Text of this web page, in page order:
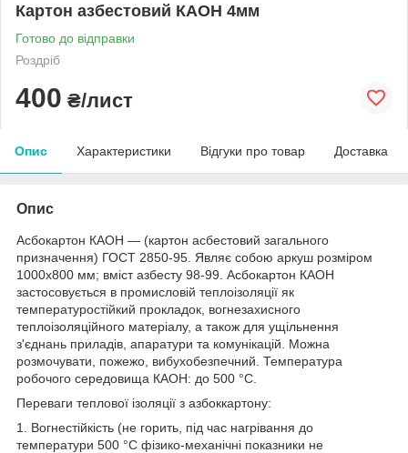
Картон азбестовий КАОН 4мм
Готово до відправки
Роздріб
400 ₴/лист
Опис Характеристики Відгуки про товар Доставка
Опис
Асбокартон КАОН — (картон асбестовий загального
призначення) ГОСТ 2850-95. Являє собою аркуш розміром
1000х800 мм; вміст азбесту 98-99. Асбокартон КАОН
застосовується в промисловій теплоізоляції як
температуростійкий прокладок, вогнезахисного
теплоізоляційного матеріалу, а також для ущільнення
з'єднань приладів, апаратури та комунікацій. Можна
розмочувати, пожежо, вибухобезпечний. Температура
робочого середовища КАОН: до 500 °C.
Переваги теплової ізоляції з азбоккартону:
1. Вогнестійкість (не горить, під час нагрівання до
температури 500 °C фізико-механічні показники не